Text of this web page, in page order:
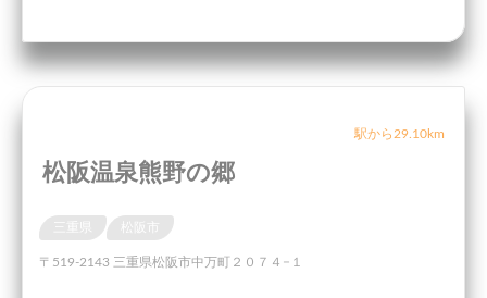
駅から29.10km
松阪温泉熊野の郷
〒519-2143 三重県松阪市中万町２０７４−１